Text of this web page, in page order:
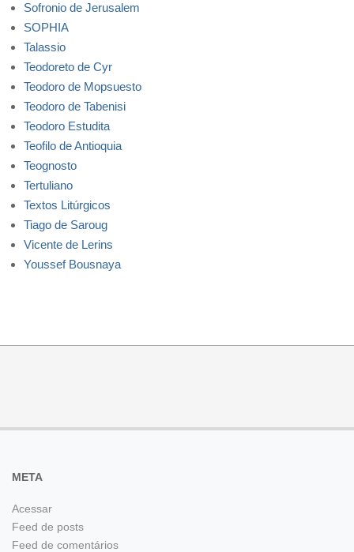
Sofronio de Jerusalem
SOPHIA
Talassio
Teodoreto de Cyr
Teodoro de Mopsuesto
Teodoro de Tabenisi
Teodoro Estudita
Teofilo de Antioquia
Teognosto
Tertuliano
Textos Litúrgicos
Tiago de Saroug
Vicente de Lerins
Youssef Bousnaya
META
Acessar
Feed de posts
Feed de comentários